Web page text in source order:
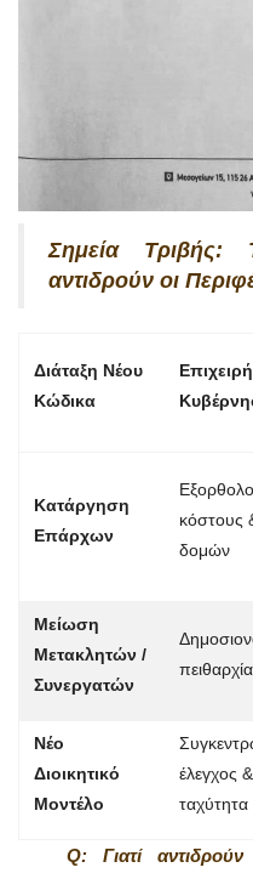
Σημεία Τριβής:
αντιδρούν οι
Διάταξη Νέου
Κώδικα
Κατάργηση
Επάρχων
κόστους
δομών
Μείωση
Μετακλητών /
Συνεργατών
πειθαρχία
Νέο
Διοικητικό
Μοντέλο
έλεγχος &
ταχύτητα
Q: Γιατί